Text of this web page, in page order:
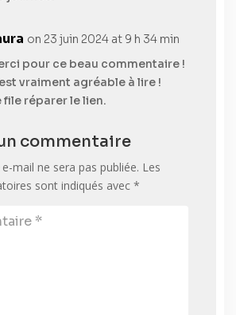
on 23 juin 2024 at 9 h 34 min
pour ce beau commentaire !
vraiment agréable à lire !
file réparer le lien.
commentaire
mail ne sera pas publiée. Les
sont indiqués avec *